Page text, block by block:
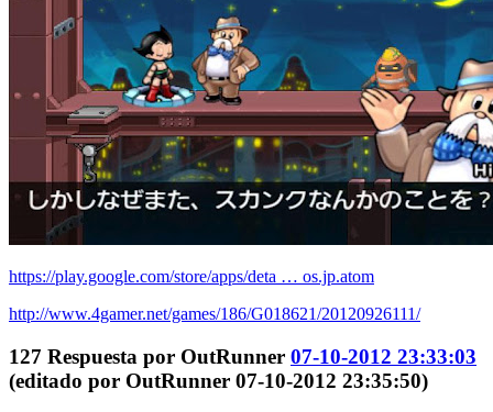
https://play.google.com/store/apps/deta … os.jp.atom
http://www.4gamer.net/games/186/G018621/20120926111/
127 Respuesta por OutRunner 07-10-2012 23:33:03
(editado por OutRunner 07-10-2012 23:35:50)